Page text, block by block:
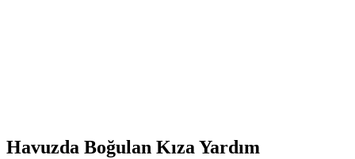
Havuzda Boğulan Kıza Yardım